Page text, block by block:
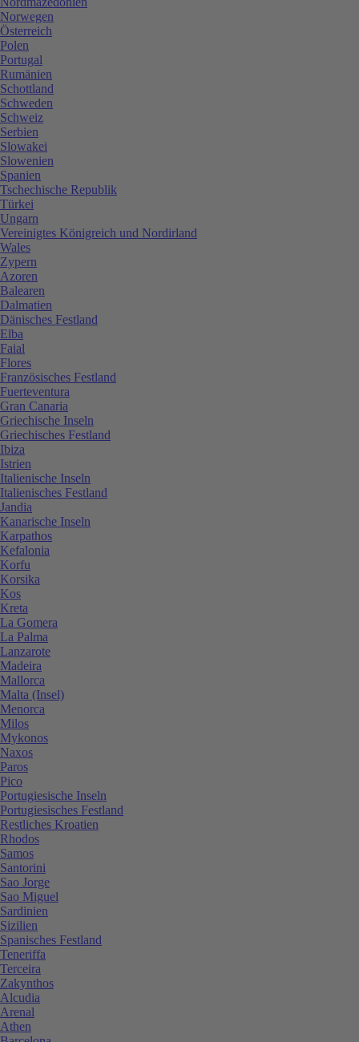
Norwegen
Österreich
Polen
Portugal
Rumänien
Schottland
Schweden
Schweiz
Serbien
Slowakei
Slowenien
Spanien
Tschechische Republik
Türkei
Ungarn
Vereinigtes Königreich und Nordirland
Wales
Zypern
Azoren
Balearen
Dalmatien
Dänisches Festland
Elba
Faial
Flores
Französisches Festland
Fuerteventura
Gran Canaria
Griechische Inseln
Griechisches Festland
Ibiza
Istrien
Italienische Inseln
Italienisches Festland
Jandia
Kanarische Inseln
Karpathos
Kefalonia
Korfu
Korsika
Kos
Kreta
La Gomera
La Palma
Lanzarote
Madeira
Mallorca
Malta (Insel)
Menorca
Milos
Mykonos
Naxos
Paros
Pico
Portugiesische Inseln
Portugiesisches Festland
Restliches Kroatien
Rhodos
Samos
Santorini
Sao Jorge
Sao Miguel
Sardinien
Sizilien
Spanisches Festland
Teneriffa
Terceira
Zakynthos
Alcudia
Arenal
Athen